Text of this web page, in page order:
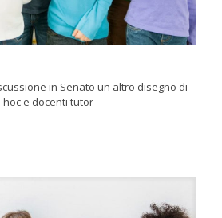
in Senato un altro disegno di
e docenti tutor